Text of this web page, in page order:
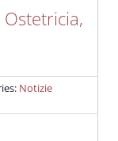
Notizie